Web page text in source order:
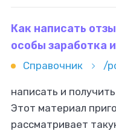
Как написать
особы заработка
Справочник
написать и
Этот материал
рассматривает